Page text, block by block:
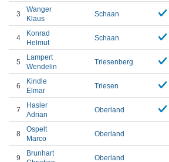
3
Wanger
Klaus
Schaan
4
Konrad
Helmut
Schaan
5
Lampert
Wendelin
Triesenberg
6
Kindle
Elmar
Triesen
7
Hasler
Adrian
Oberland
8
Ospelt
Marco
Oberland
9
Brunhart
Oberland